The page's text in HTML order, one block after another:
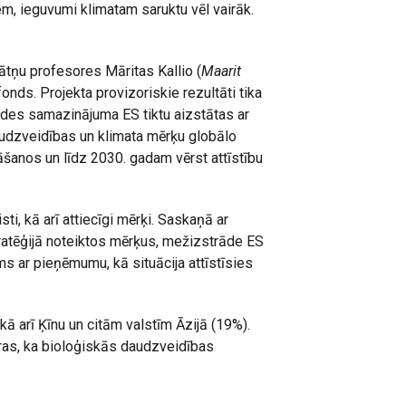
ieguvumi klimatam saruktu vēl vairāk.
profesores Māritas Kallio (Maarit
Projekta provizoriskie rezultāti tika
samazinājuma ES tiktu aizstātas ar
un klimata mērķu globālo
un līdz 2030. gadam vērst attīstību
kā arī attiecīgi mērķi. Saskaņā ar
noteiktos mērķus, mežizstrāde ES
ar pieņēmumu, kā situācija attīstīsies
arī Ķīnu un citām valstīm Āzijā (19%).
ka bioloģiskās daudzveidības